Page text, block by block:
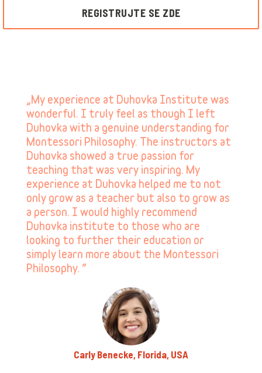
REGISTRUJTE SE ZDE
„My experience at Duhovka Institute was
wonderful. I truly feel as though I left
Duhovka with a genuine understanding for
Montessori Philosophy. The instructors at
Duhovka showed a true passion for
teaching that was very inspiring. My
experience at Duhovka helped me to not
only grow as a teacher but also to grow as
a person. I would highly recommend
Duhovka institute to those who are
looking to further their education or
simply learn more about the Montessori
Philosophy. “
Carly Benecke, Florida, USA